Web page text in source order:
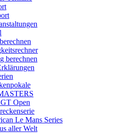
berechnen
Open
Le Mans Series
aller Welt